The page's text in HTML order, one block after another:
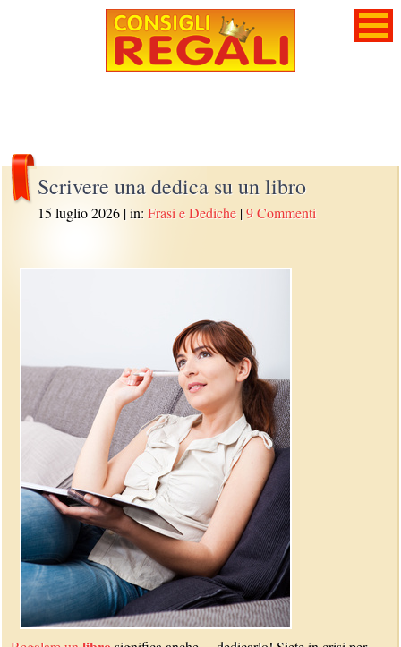
Scrivere una dedica su un libro
15 luglio 2026 | in:Frasi e Dediche |9 Commenti